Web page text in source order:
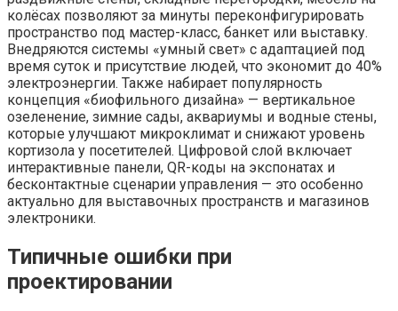
колёсах позволяют за минуты переконфигурировать
пространство под мастер-класс, банкет или выставку.
Внедряются системы «умный свет» с адаптацией под
время суток и присутствие людей, что экономит до 40%
электроэнергии. Также набирает популярность
концепция «биофильного дизайна» — вертикальное
озеленение, зимние сады, аквариумы и водные стены,
которые улучшают микроклимат и снижают уровень
кортизола у посетителей. Цифровой слой включает
интерактивные панели, QR-коды на экспонатах и
бесконтактные сценарии управления — это особенно
актуально для выставочных пространств и магазинов
электроники.
Типичные ошибки при
проектировании